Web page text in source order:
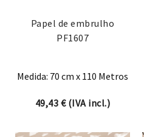
Papel de embrulho
PF1607
Medida: 70 cm x 110 Metros
49,43 €(IVA incl.)